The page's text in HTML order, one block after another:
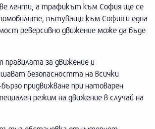
ленти, а трафикът към София ще се
пътуващи към София и една
реверсивно движение може да бъде
за движение и
безопасността на всички
придвижване при натоварен
режим на движение в случай на